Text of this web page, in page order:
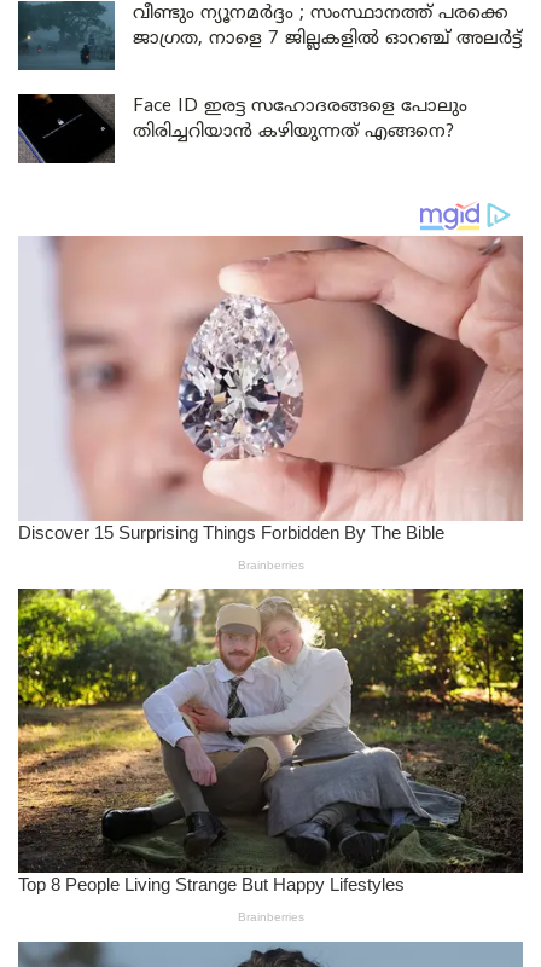
വീണ്ടും ന്യൂനമർദ്ദം ; സംസ്ഥാനത്ത് പരക്കെ
ജാഗ്രത, നാളെ 7 ജില്ലകളിൽ ഓറഞ്ച് അലർട്ട്
Face ID ഇരട്ട സഹോദരങ്ങളെ പോലും
തിരിച്ചറിയാൻ കഴിയുന്നത് എങ്ങനെ?